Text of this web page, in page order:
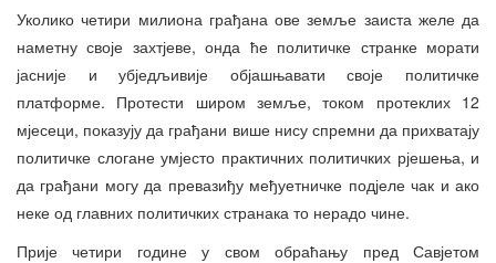
Уколико четири милиона грађана ове земље заиста желе да
наметну своје захтјеве, онда ће политичке странке морати
јасније и убједљивије објашњавати своје политичке
платформе. Протести широм земље, током протеклих 12
мјесеци, показују да грађани више нису спремни да прихватају
политичке слогане умјесто практичних политичких рјешења, и
да грађани могу да превазиђу међуетничке подјеле чак и ако
неке од главних политичких странака то нерадо чине.
Прије четири године у свом обраћању пред Савјетом